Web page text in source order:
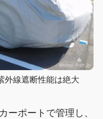
外線遮断性能は絶大
ーポートで管理し、